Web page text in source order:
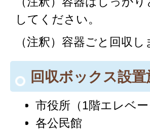
してください。
（注釈）容器ごと回収
回収ボックス設置
市役所（1階エレベー
各公民館